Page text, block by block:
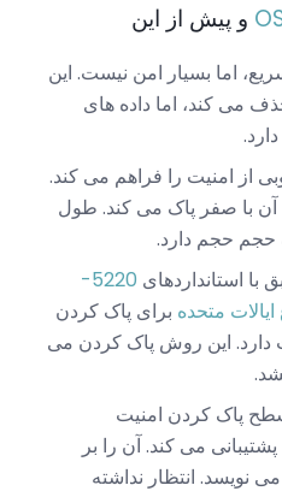
و پیش از این
اما بسیار امن نیست. این
می کند، اما داده های
از امنیت را فراهم می کند.
آن با صفر پاک می کند. طول
حجم دارد.
استانداردهای
5220-
متحده برای پاک کردن
این روش پاک کردن می
سطح پاک کردن امنیت
اطلاعات است که Disk Utility پشتیبانی می کند. آن را بر
ها در یک حجم 35 بار می نویسد. انتظار نداشته